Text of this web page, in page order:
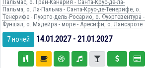
Пальмас, о. Гран-Канария - Санта-Крус-де-ла-
Пальма, о. Ла-Пальма - Санта-Крус-де-Тенерифе, о.
Тенерифе - Пуэрто-дель-Росарио, о. Фуэртевентура -
Фуншал, о. Мадейра - море - Аресифи, о. Лансароте
7 ночей 14.01.2027 - 21.01.2027